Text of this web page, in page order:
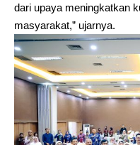
dari upaya meningkatkan
masyarakat,” ujarnya.